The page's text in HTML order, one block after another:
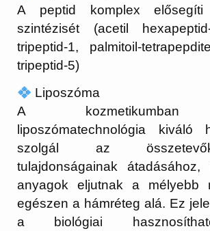
A peptid komplex
szintézisét (acetil
tripeptid-1, palmitoil-
tripeptid-5)
Liposzóma
A kozmetikumban
liposzómatechnológia kiváló
szolgál az
tulajdonságainak
anyagok eljutnak a mélyebb
egészen a hámréteg alá. Ez
a biológiai